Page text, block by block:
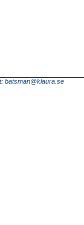
batsman@klaura.se